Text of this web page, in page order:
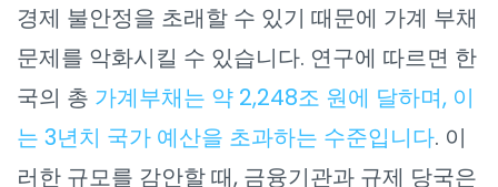
경제 불안정을 초래할 수 있기 때문에 가계 부채
문제를 악화시킬 수 있습니다. 연구에 따르면 한
국의 총 가계부채는 약 2,248조 원에 달하며, 이
는 3년치 국가 예산을 초과하는 수준입니다. 이
러한 규모를 감안할 때, 금융기관과 규제 당국은